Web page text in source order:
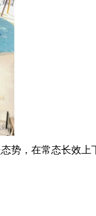
势，在常态长效